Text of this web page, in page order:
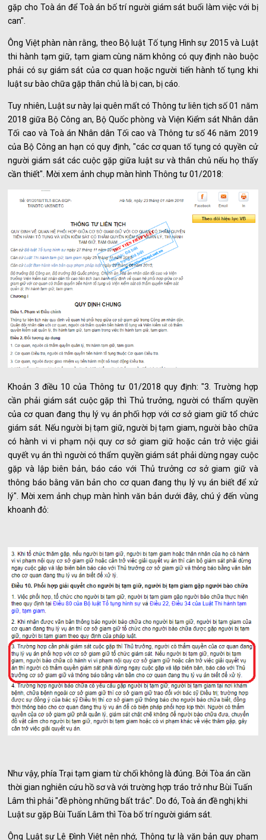
gặp cho Toà án để Toà án bố trí người giám sát buổi làm việc với bị
can".
Ông Việt phàn nàn rằng, theo Bộ luật Tố tụng Hình sự 2015 và Luật
thi hành tạm giữ, tạm giam cùng năm không có quy định nào buộc
phải có sự giám sát của cơ quan hoặc người tiến hành tố tụng khi
luật sư bào chữa gặp thân chủ là bị can, bị cáo.
Tuy nhiên, Luật sư này lại quên mất có Thông tư liên tịch số 01 năm
2018 giữa Bộ Công an, Bộ Quốc phòng và Viện Kiểm sát Nhân dân
Tối cao và Toà án Nhân dân Tối cao và Thông tư số 46 năm 2019
của Bộ Công an hạn có quy định, "các cơ quan tố tụng có quyền cử
người giám sát các cuộc gặp giữa luật sư và thân chủ nếu họ thấy
cần thiết". Mời xem ảnh chụp màn hình Thông tư 01/2018:
Khoản 3 điều 10 của Thông tư 01/2018 quy định: "3. Trường hợp
cần phải giám sát cuộc gặp thì Thủ trưởng, người có thẩm quyền
của cơ quan đang thụ lý vụ án phối hợp với cơ sở giam giữ tổ chức
giám sát. Nếu người bị tạm giữ, người bị tạm giam, người bào chữa
có hành vi vi phạm nội quy cơ sở giam giữ hoặc cản trở việc giải
quyết vụ án thì người có thẩm quyền giám sát phải dừng ngay cuộc
gặp và lập biên bản, báo cáo với Thủ trưởng cơ sở giam giữ và
thông báo bằng văn bản cho cơ quan đang thụ lý vụ án biết để xử
lý". Mời xem ảnh chụp màn hình văn bản dưới đây, chú ý đến vùng
khoanh đỏ:
Như vậy, phía Trại tạm giam từ chối không là đúng. Bởi Tòa án cần
thời gian nghiên cứu hồ sơ và với trường hợp tráo trở như Bùi Tuấn
Lâm thì phải "đề phòng những bất trắc". Do đó, Toà án đề nghị khi
Luật sư gặp Bùi Tuấn Lâm thì Tòa bố trí người giám sát.
Ông Luật sư Lê Đình Việt nên nhớ, Thông tư là văn bản quy phạm